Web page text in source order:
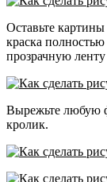
Оставьте
краска
прозрачную
Вырежьте любую
кролик.